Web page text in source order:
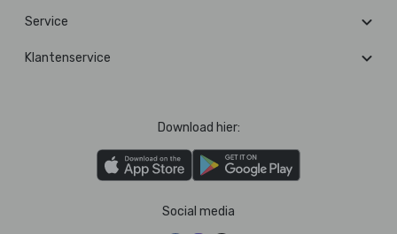
Service
Klantenservice
Download hier:
Social media